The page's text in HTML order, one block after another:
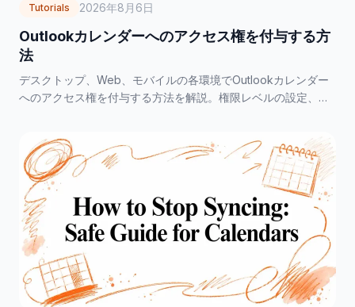
Tutorials 2026年8月6日
Outlookカレンダーへのアクセス権を付与する方
法
デスクトップ、Web、モバイルの各環境でOutlookカレンダー
へのアクセス権を付与する方法を解説。権限レベルの設定、ト